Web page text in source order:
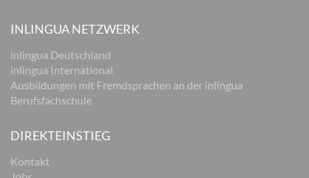
INLINGUA NETZWERK
inlingua Deutschland
inlingua International
Ausbildungen mit Fremdsprachen an der inlingua
Berufsfachschule
DIREKTEINSTIEG
Kontakt